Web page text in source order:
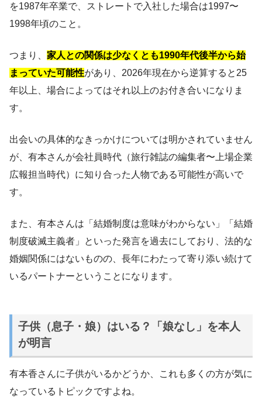
を1987年卒業で、ストレートで入社した場合は1997〜
1998年頃のこと。
つまり、 家人との関係は少なくとも1990年代後半から始
まっていた可能性があり、2026年現在から逆算すると25
年以上、場合によってはそれ以上のお付き合いになりま
す。
出会いの具体的なきっかけについては明かされていません
が、有本さんが会社員時代（旅行雑誌の編集者〜上場企業
広報担当時代）に知り合った人物である可能性が高いで
す。
また、有本さんは「結婚制度は意味がわからない」「結婚
制度破滅主義者」といった発言を過去にしており、法的な
婚姻関係にはないものの、長年にわたって寄り添い続けて
いるパートナーということになります。
子供（息子・娘）はいる？「娘なし」を本人
が明言
有本香さんに子供がいるかどうか、これも多くの方が気に
なっているトピックですよね。